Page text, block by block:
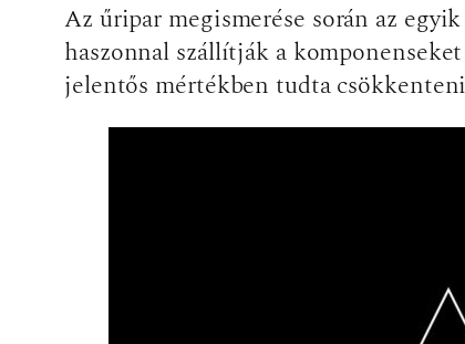
Az űripar megismerése során az
haszonnal szállítják a
jelentős mértékben tudta